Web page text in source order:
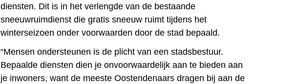
diensten. Dit is in het verlengde van de bestaande
sneeuwruimdienst die gratis sneeuw ruimt tijdens het
winterseizoen onder voorwaarden door de stad bepaald.
“Mensen ondersteunen is de plicht van een stadsbestuur.
Bepaalde diensten dien je onvoorwaardelijk aan te bieden aan
je inwoners, want de meeste Oostendenaars dragen bij aan de